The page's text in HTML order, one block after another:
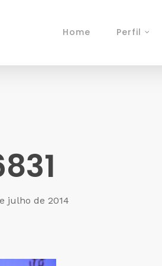
Home Perfil
julho de 2014